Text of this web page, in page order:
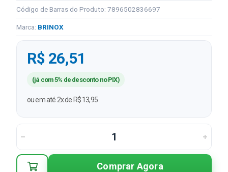
Código de Barras do Produto: 7896502836697
Marca: BRINOX
R$ 26,51
(já com 5% de desconto no PIX)
ou em até 2x de R$ 13,95
Comprar Agora